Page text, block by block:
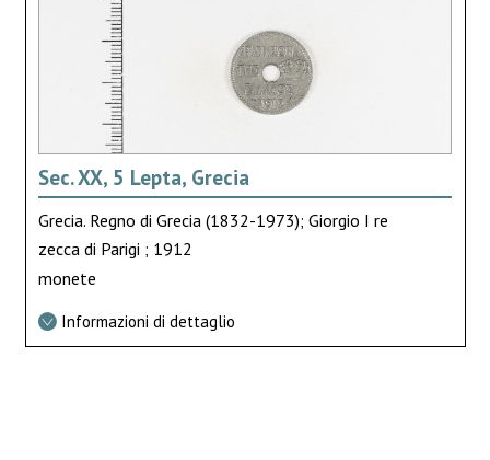
Sec. XX, 5 Lepta, Grecia
Grecia. Regno di Grecia (1832-1973); Giorgio I re
zecca di Parigi ; 1912
monete
Informazioni di dettaglio